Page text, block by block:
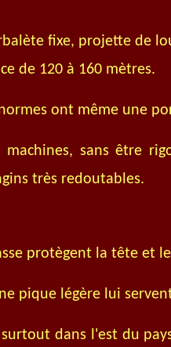
fixe, projette de
de 120 à 160 mètres.
ont même une
machines, sans être
très redoutables.
protègent la tête et
pique légère lui
surtout dans l'est du